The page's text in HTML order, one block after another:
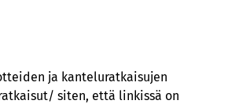
ja kanteluratkaisujen
siten, että linkissä on